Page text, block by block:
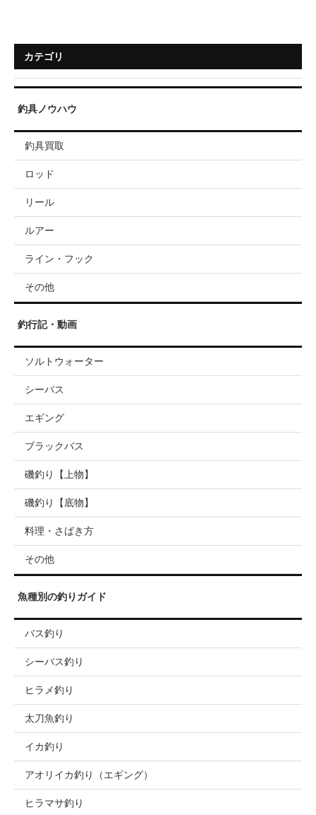
カテゴリ
釣具ノウハウ
釣具買取
ロッド
リール
ルアー
ライン・フック
その他
釣行記・動画
ソルトウォーター
シーバス
エギング
ブラックバス
磯釣り【上物】
磯釣り【底物】
料理・さばき方
その他
魚種別の釣りガイド
バス釣り
シーバス釣り
ヒラメ釣り
太刀魚釣り
イカ釣り
アオリイカ釣り（エギング）
ヒラマサ釣り